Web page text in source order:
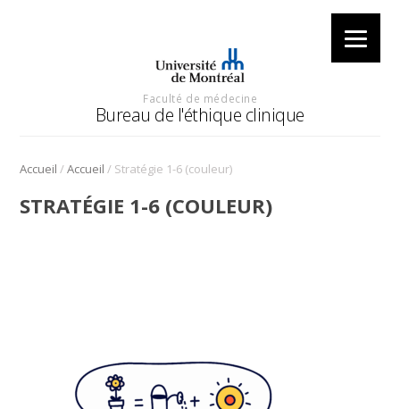
Faculté de médecine
Bureau de l'éthique clinique
Accueil /Accueil / Stratégie 1-6 (couleur)
STRATÉGIE 1-6 (COULEUR)